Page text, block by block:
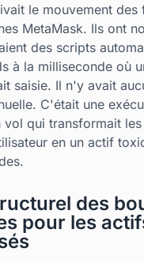
le mouvement des
MetaMask. Ils ont
des scripts
à la milliseconde où
saisie. Il n'y avait
C'était une
vol qui transformait
en un actif
des
pour les